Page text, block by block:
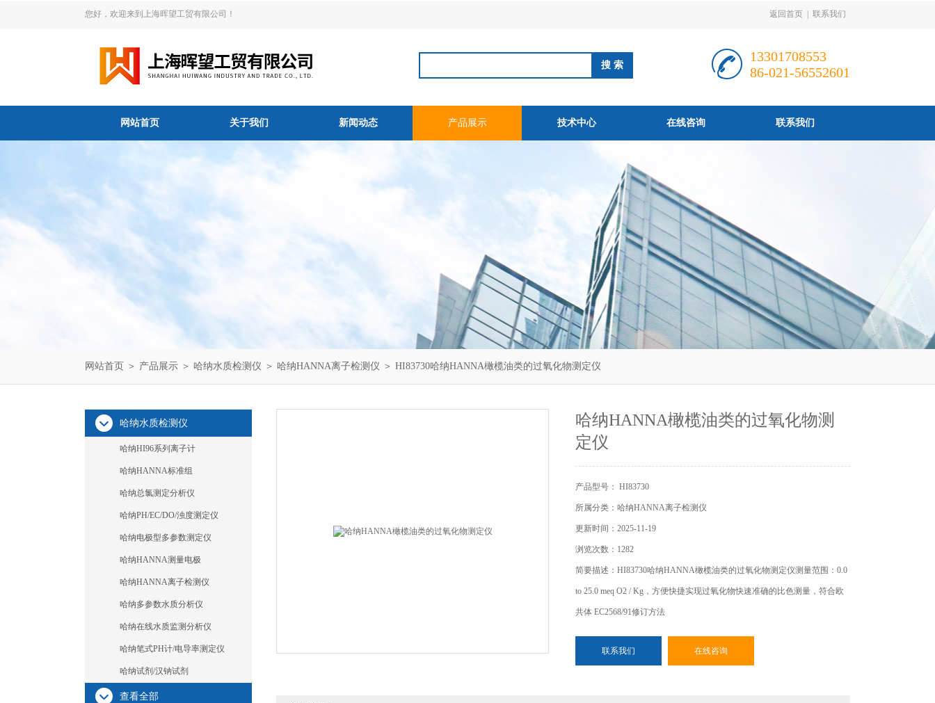
您好，欢迎来到上海晖望工贸有限公司！ 返回首页 联系我们
13301708553
86-021-56552601
网站首页 关于我们 新闻动态 产品展示 技术中心 在线咨询 联系我们
网站首页 ＞ 产品展示 ＞ 哈纳水质检测仪 ＞ 哈纳HANNA离子检测仪 ＞ HI83730哈纳HANNA橄榄油类的过氧化物测定仪
哈纳水质检测仪
哈纳HI96系列离子计
哈纳HANNA标准组
哈纳总氯测定分析仪
哈纳PH/EC/DO/浊度测定仪
哈纳电极型多参数测定仪
哈纳HANNA测量电极
哈纳HANNA离子检测仪
哈纳多参数水质分析仪
哈纳在线水质监测分析仪
哈纳笔式PH计/电导率测定仪
哈纳试剂/汉钠试剂
查看全部
哈纳HANNA橄榄油类的过氧化物测
定仪
产品型号： HI83730
所属分类：哈纳HANNA离子检测仪
更新时间：2025-11-19
浏览次数：1282
简要描述：HI83730哈纳HANNA橄榄油类的过氧化物测定仪测量范围：0.0
to 25.0 meq O2 / Kg，方便快捷实现过氧化物快速准确的比色测量，符合欧
共体 EC2568/91修订方法
联系我们 在线咨询